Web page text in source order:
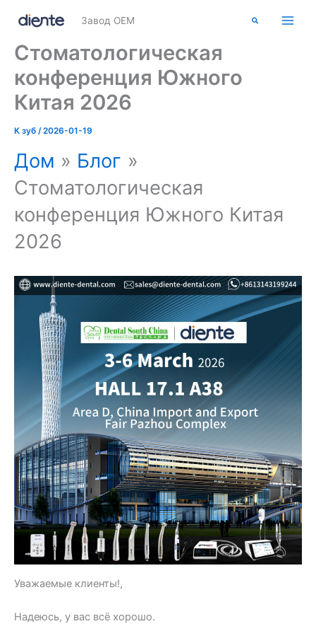
содержимому
Завод OEM Поиск
Стоматологическая
конференция Южного
Китая 2026
К зуб /2026-01-19
Дом
Блог
Стоматологическая
конференция Южного Китая
2026
Уважаемые клиенты!,
Надеюсь, у вас всё хорошо.